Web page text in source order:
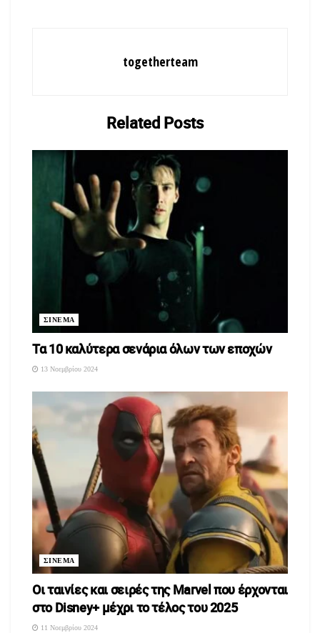
togetherteam
RelatedPosts
ΣΙΝΕΜΑ
Τα 10 καλύτερα σενάρια όλων των εποχών
13 Νοεμβρίου 2024
ΣΙΝΕΜΑ
Oι ταινίες και σειρές της Marvel που έρχονται
στο Disney+ μέχρι το τέλος του 2025
11 Νοεμβρίου 2024